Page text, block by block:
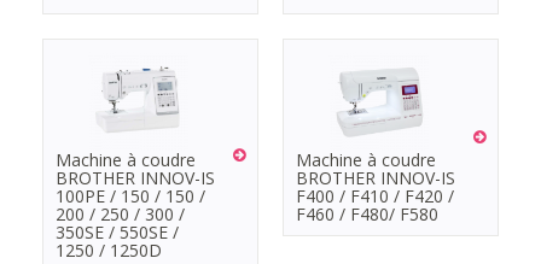
Machine à coudre
BROTHER INNOV-IS
100PE / 150 / 150 /
200 / 250 / 300 /
350SE / 550SE /
1250 / 1250D
Machine à coudre
BROTHER INNOV-IS
F400 / F410 / F420 /
F460 / F480/ F580